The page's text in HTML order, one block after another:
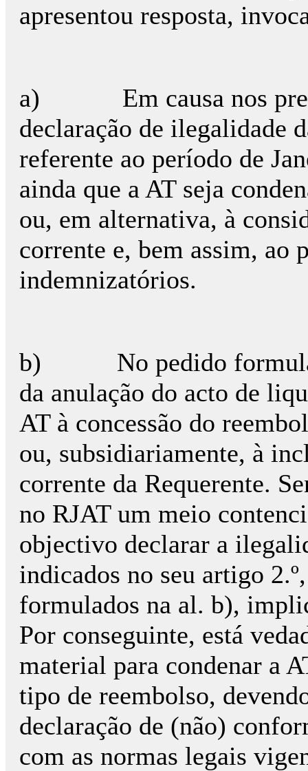
apresentou resposta,
a) Em causa nos
declaração de ilegalidade
referente ao período de
ainda que a AT seja
ou, em alternativa, à
corrente e, bem assim, ao
indemnizatórios.
b) No pedido
da anulação do acto de
AT à concessão do
ou, subsidiariamente, à
corrente da Requerente.
no RJAT um meio
objectivo declarar a
indicados no seu artigo
formulados na al. b),
Por conseguinte, está
material para condenar a
tipo de reembolso,
declaração de (não)
com as normas legais